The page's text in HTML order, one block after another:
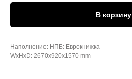
В корзину
Наполнение: НПБ: Еврокнижка
WxHxD: 2670x920x1570 mm